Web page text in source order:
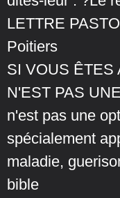
LETTRE
Poitiers
SI VOUS ÊTES
N'EST PAS
n'est pas une
spécialement
maladie,
bible